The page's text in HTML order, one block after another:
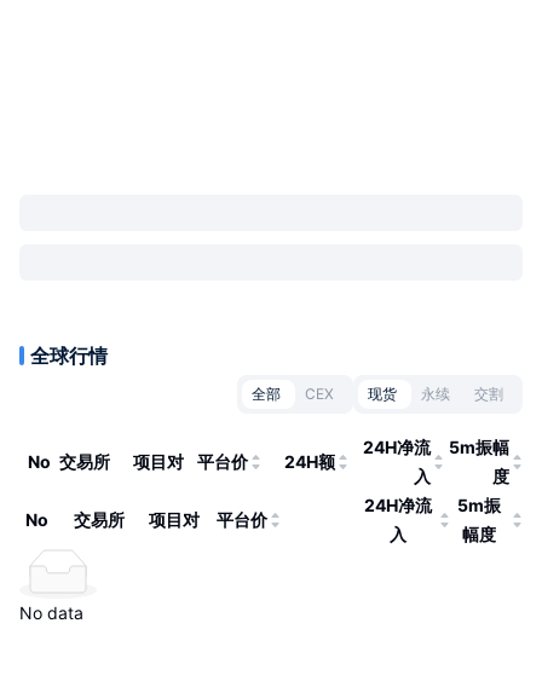
全球行情
全部 CEX 现货 永续 交割
No 交易所 项目对 平台价 24H额
24H净流
入
5m振幅
度
No 交易所 项目对 平台价
24H净流
入
5m振
幅度
No data